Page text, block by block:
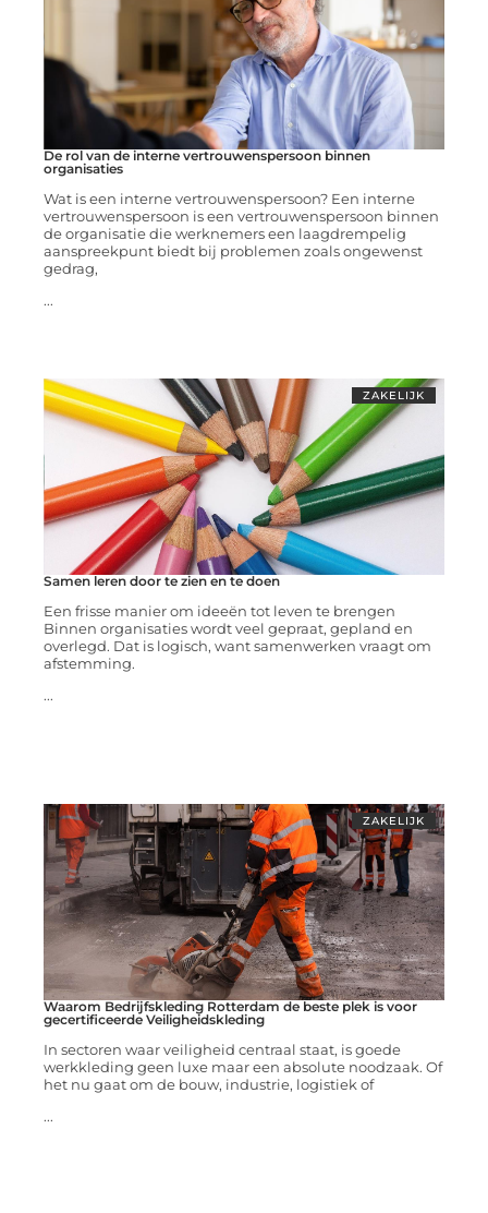
De rol van de interne vertrouwenspersoon binnen
organisaties
Wat is een interne vertrouwenspersoon? Een interne
vertrouwenspersoon is een vertrouwenspersoon binnen
de organisatie die werknemers een laagdrempelig
aanspreekpunt biedt bij problemen zoals ongewenst
gedrag,
...
ZAKELIJK
Samen leren door te zien en te doen
Een frisse manier om ideeën tot leven te brengen
Binnen organisaties wordt veel gepraat, gepland en
overlegd. Dat is logisch, want samenwerken vraagt om
afstemming.
...
ZAKELIJK
Waarom Bedrijfskleding Rotterdam de beste plek is voor
gecertificeerde Veiligheidskleding
In sectoren waar veiligheid centraal staat, is goede
werkkleding geen luxe maar een absolute noodzaak. Of
het nu gaat om de bouw, industrie, logistiek of
...